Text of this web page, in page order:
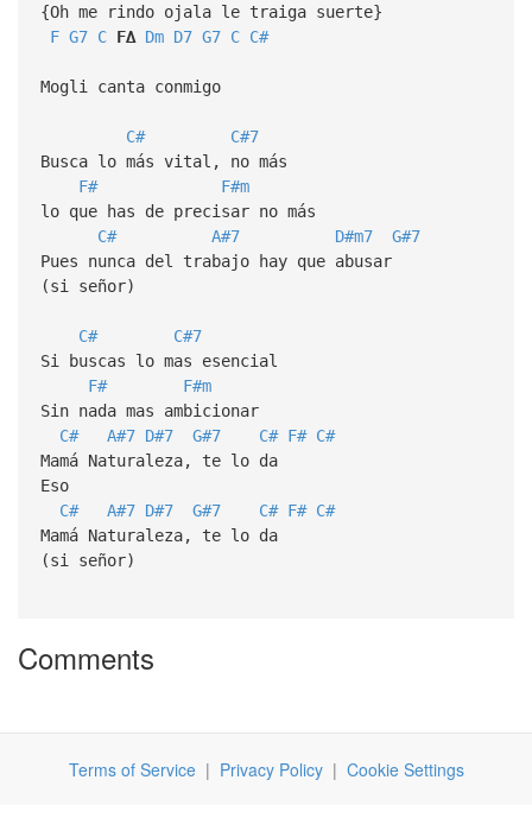
{Oh me rindo ojala le traiga suerte}
F G7 C F∆ Dm D7 G7 C C#
Mogli canta conmigo
C#
C#7
Busca lo más vital, no más
F#
F#m
lo que has de precisar no más
C#
A#7 D#m7
G#7
Pues nunca del trabajo hay que abusar
(si señor)
C#
C#7
Si buscas lo mas esencial
F#
F#m
Sin nada mas ambicionar
C#
A#7 D#7 G#7 C# F# C#
Mamá Naturaleza, te lo da
Eso
C#
A#7 D#7 G#7 C# F# C#
Mamá Naturaleza, te lo da
(si señor)
Comments
Terms of Service| Privacy Policy| Cookie Settings